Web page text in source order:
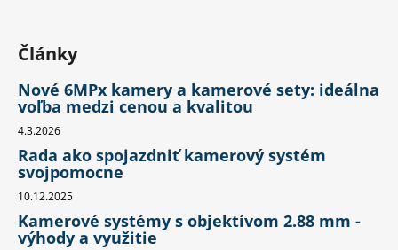
Články
Nové 6MPx kamery a kamerové sety: ideálna
voľba medzi cenou a kvalitou
4.3.2026
Rada ako spojazdniť kamerový systém
svojpomocne
10.12.2025
Kamerové systémy s objektívom 2.88 mm -
výhody a využitie